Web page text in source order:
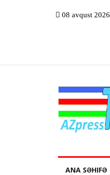
08 avqust 2026
ANA SƏHIFƏ